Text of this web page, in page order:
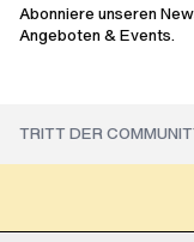
Abonniere unseren
Angeboten & Events.